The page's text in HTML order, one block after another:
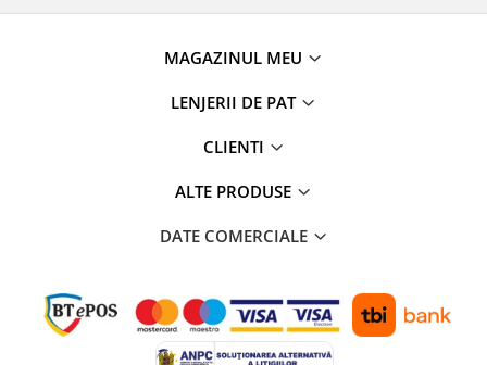
MAGAZINUL MEU
LENJERII DE PAT
CLIENTI
ALTE PRODUSE
DATE COMERCIALE